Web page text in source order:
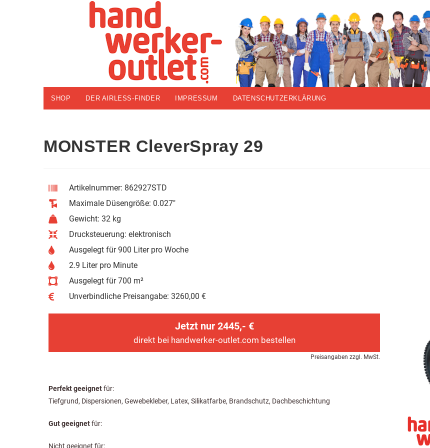
SHOP DER AIRLESS-FINDER IMPRESSUM DATENSCHUTZERKLÄRUNG
MONSTER CleverSpray 29
Artikelnummer: 862927STD
Maximale Düsengröße: 0.027"
Gewicht: 32 kg
Drucksteuerung: elektronisch
Ausgelegt für 900 Liter pro Woche
2.9 Liter pro Minute
Ausgelegt für 700 m²
Unverbindliche Preisangabe: 3260,00 €
Jetzt nur 2445,- €
direkt bei handwerker-outlet.com bestellen
Preisangaben zzgl. MwSt.
Perfekt geeignetfür:
Tiefgrund, Dispersionen, Gewebekleber, Latex, Silikatfarbe, Brandschutz, Dachbeschichtung
Gut geeignetfür:
Nicht geeignet für: